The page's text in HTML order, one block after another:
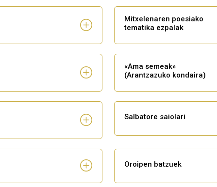
Mitxelenaren poesiako
tematika ezpalak
«Ama semeak»
(Arantzazuko kondaira)
Salbatore saiolari
Oroipen batzuek